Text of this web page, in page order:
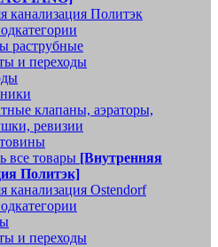
канализация Политэк
раструбные
и переходы
клапаны, аэраторы,
ревизии
все товары [Внутренняя
Политэк]
канализация Ostendorf
и переходы